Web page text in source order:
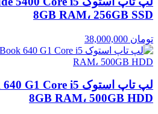
8GB RAM، 256GB SSD
تومان
8GB RAM، 500GB HDD